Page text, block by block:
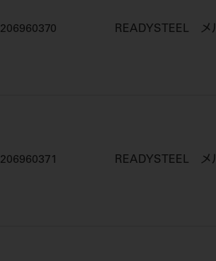
206960370 READYSTEEL メ
206960371 READYSTEEL メ